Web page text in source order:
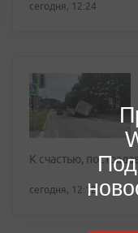
сегодня, 12:24
К счастью,
сегодня, 12:12